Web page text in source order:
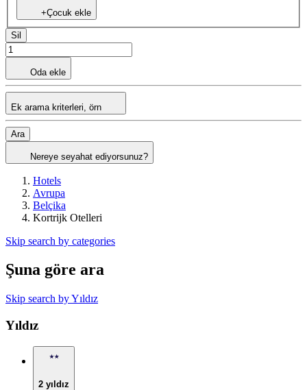
+Çocuk ekle
Sil
Oda ekle
Ek arama kriterleri, örn
Ara
Nereye seyahat ediyorsunuz?
Hotels
Avrupa
Belçika
Kortrijk Otelleri
Skip search by categories
Şuna göre ara
Skip search by Yıldız
Yıldız
2 yıldız